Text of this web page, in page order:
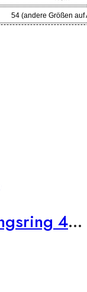
54 (andere Größen auf
750er Rotgold Verlobungsring 4er Krappen ca. 0,36 ct Illusion Diamant Gr. 54